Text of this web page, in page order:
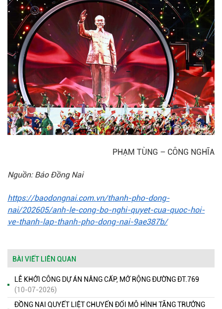
PHẠM TÙNG – CÔNG NGHĨA
Nguồn: Báo Đồng Nai
https://baodongnai.com.vn/thanh-pho-dong-
nai/202605/anh-le-cong-bo-nghi-quyet-cua-quoc-hoi-
ve-thanh-lap-thanh-pho-dong-nai-9ae387b/
BÀI VIẾT LIÊN QUAN
LỄ KHỞI CÔNG DỰ ÁN NÂNG CẤP, MỞ RỘNG ĐƯỜNG ĐT.769
(10-07-2026)
ĐỒNG NAI QUYẾT LIỆT CHUYỂN ĐỔI MÔ HÌNH TĂNG TRƯỞNG